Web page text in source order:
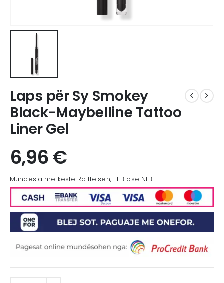
Laps për Sy Smokey
Black-Maybelline Tattoo
Liner Gel
6,96€
Mundësia me këste Raiffeisen, TEB ose NLB